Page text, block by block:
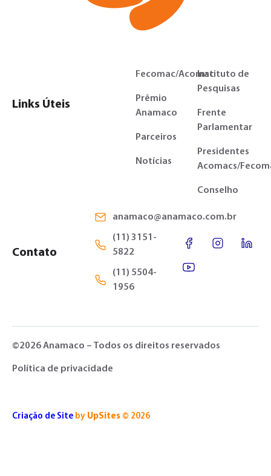
Links Úteis
Fecomac/Acomac
Prêmio
Anamaco
Parceiros
Notícias
Instituto de
Pesquisas
Frente
Parlamentar
Presidentes
Acomacs/
Conselho
Contato
anamaco@anamaco.com.br
(11) 3151-
5822
(11) 5504-
1956
©2026 Anamaco – Todos os direitos reservados
Política de privacidade
Criação de Site by UpSites © 2026